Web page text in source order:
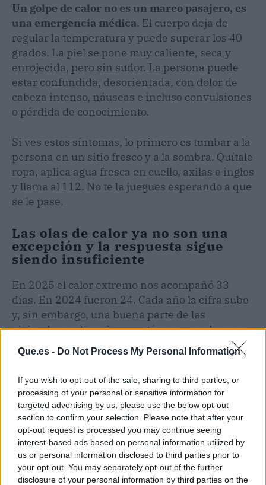
Que.es - Do Not Process My Personal Information
If you wish to opt-out of the sale, sharing to third parties, or
processing of your personal or sensitive information for
targeted advertising by us, please use the below opt-out
section to confirm your selection. Please note that after your
opt-out request is processed you may continue seeing
interest-based ads based on personal information utilized by
us or personal information disclosed to third parties prior to
your opt-out. You may separately opt-out of the further
disclosure of your personal information by third parties on the
Un golpe de calor no es un mareo pasajero, es
una emergencia médica. El cuerpo deja de
regular la temperatura y puede superar los 40
grados. La piel se pone muy caliente, seca y
enrojecida, pero sin sudor. La persona puede
estar confundida, desorientada, con dolor de
cabeza intenso, náuseas e incluso convulsiones
o pérdida de conocimiento.
Si ves estos síntomas, lo primero es tumbar a la
persona en un sitio fresco y a la sombra. Quítale
ropa, aplica agua fresca en cuello, axilas e ingles
y llama al 112. No te la juegues esperando a que
se le pase.
Las olas de calor ya no son una
excepción y la respuesta sigue
siendo insuficiente
En 2025 el calor extremo nos acompañó 33
días. En 2024 fueron 24. Cada año la cifra sube
y, sin embargo, una buena parte de las
viviendas en España no están preparadas para
aguantar temperaturas por encima de los 35
grados sin aire acondicionado. La red de
refugios climáticos es desigual: ciudades como
Barcelona o Madrid los tienen mapeados, pero
en municipios más pequeños la información no
llega o directamente no existen. Y los
trabajadores de la construcción o la jardinería
siguen dependiendo de la buena voluntad de la
empresa para parar cuando el termómetro
aprieta.